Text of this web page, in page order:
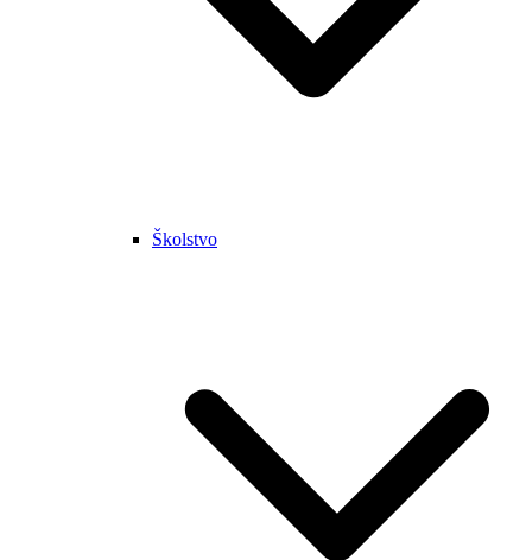
Školstvo